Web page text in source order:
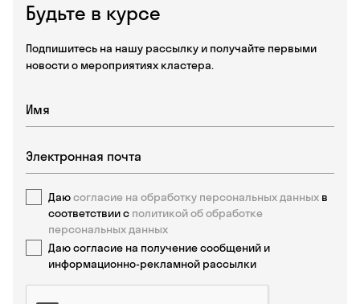
Будьте в курсе
Подпишитесь на нашу рассылку и получайте первыми
новости о мероприятиях кластера.
Даюсогласие на обработку персональных данных в
соответствии с политикой об обработке
персональных данных
Даю согласие на получение сообщений и
информационно-рекламной рассылки